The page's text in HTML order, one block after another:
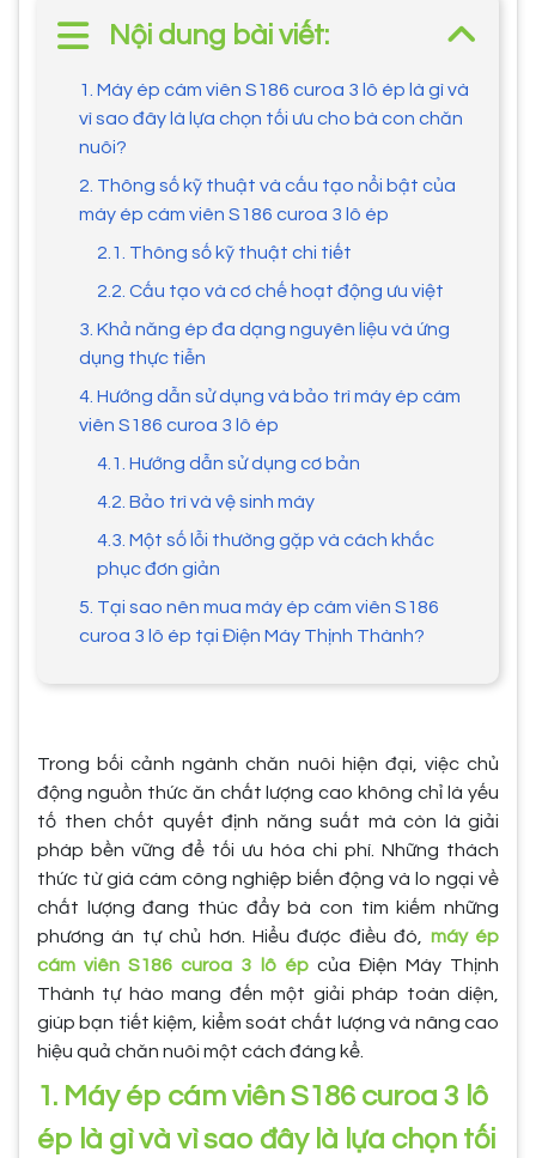
Nội dung bài viết:
1. Máy ép cám viên S186 curoa 3 lô ép là gì và
vì sao đây là lựa chọn tối ưu cho bà con chăn
nuôi?
2. Thông số kỹ thuật và cấu tạo nổi bật của
máy ép cám viên S186 curoa 3 lô ép
2.1. Thông số kỹ thuật chi tiết
2.2. Cấu tạo và cơ chế hoạt động ưu việt
3. Khả năng ép đa dạng nguyên liệu và ứng
dụng thực tiễn
4. Hướng dẫn sử dụng và bảo trì máy ép cám
viên S186 curoa 3 lô ép
4.1. Hướng dẫn sử dụng cơ bản
4.2. Bảo trì và vệ sinh máy
4.3. Một số lỗi thường gặp và cách khắc
phục đơn giản
5. Tại sao nên mua máy ép cám viên S186
curoa 3 lô ép tại Điện Máy Thịnh Thành?
Trong bối cảnh ngành chăn nuôi hiện đại, việc chủ
động nguồn thức ăn chất lượng cao không chỉ là yếu
tố then chốt quyết định năng suất mà còn là giải
pháp bền vững để tối ưu hóa chi phí. Những thách
thức từ giá cám công nghiệp biến động và lo ngại về
chất lượng đang thúc đẩy bà con tìm kiếm những
phương án tự chủ hơn. Hiểu được điều đó, máy ép
cám viên S186 curoa 3 lô épcủa Điện Máy Thịnh
Thành tự hào mang đến một giải pháp toàn diện,
giúp bạn tiết kiệm, kiểm soát chất lượng và nâng cao
hiệu quả chăn nuôi một cách đáng kể.
1. Máy ép cám viên S186 curoa 3 lô
ép là gì và vì sao đây là lựa chọn tối